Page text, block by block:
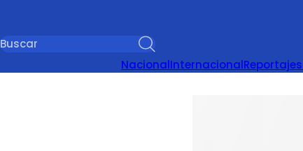
NacionalInternacionalReportajes